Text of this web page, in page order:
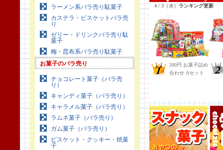
ラーメン系バラ売り駄菓子
カステラ・ビスケットバラ売
り
ゼリー・ドリンクバラ売り駄
菓子
梅・昆布系バラ売り駄菓子
お菓子のバラ売り
チョコレート菓子（バラ売
り）
キャンディ菓子（バラ売り）
キャラメル菓子（バラ売り）
ラムネ菓子（バラ売り）
ガム菓子（バラ売り）
ビスケット・クッキー・焼菓
子